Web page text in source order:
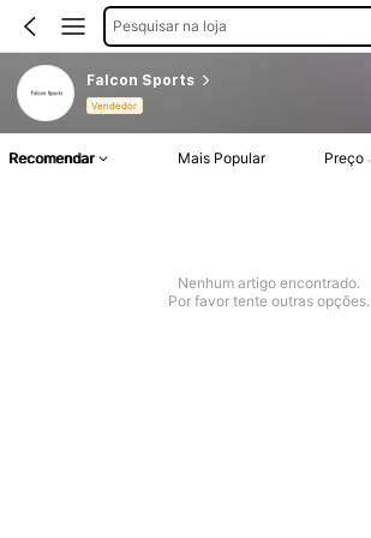
Pesquisar na loja
Falcon Sports
Vendedor
Recomendar Mais Popular Preço
Nenhum artigo encontrado.
Por favor tente outras opções.